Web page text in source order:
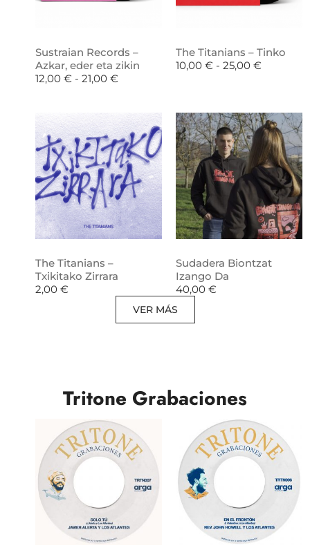
Sustraian Records –
Azkar, eder eta zikin
12,00 € - 21,00 €
The Titanians – Tinko
10,00 € - 25,00 €
The Titanians –
Txikitako Zirrara
2,00 €
Sudadera Biontzat
Izango Da
40,00 €
VER MÁS
Tritone Grabaciones